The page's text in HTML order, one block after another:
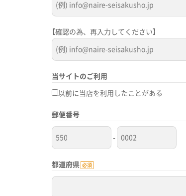
【確認の為、再入力してください】
当サイトのご利用
以前に当店を利用したことがある
郵便番号
-
都道府県 必須